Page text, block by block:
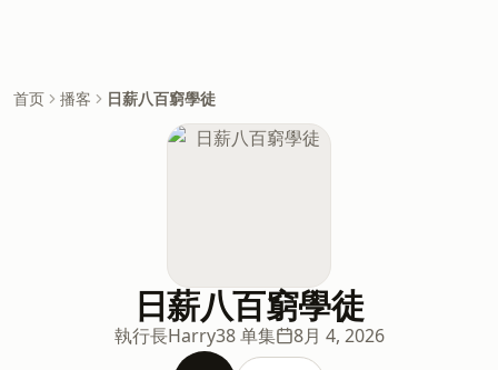
首页 播客 日薪八百窮學徒
日薪八百窮學徒
執行長Harry38 单集 8月 4, 2026